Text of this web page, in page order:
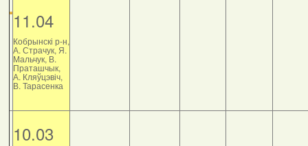
11.04
Кобрынскі р-н,
А. Страчук, Я.
Мальчук, В.
Праташчык,
А. Кляўцэвіч,
В. Тарасенка
10.03